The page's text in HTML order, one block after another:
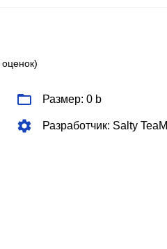
оценок)
Размер: 0 b
Разработчик: Salty TeaM